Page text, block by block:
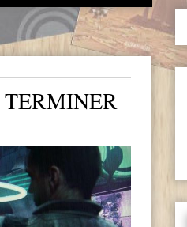
TERMINER